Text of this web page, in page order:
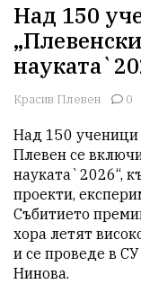
Над 150
Красив Плевен 0
Над 150 ученици
Плевен се
науката`2026“,
проекти,
Събитието
хора летят
и се проведе в
Нинова.